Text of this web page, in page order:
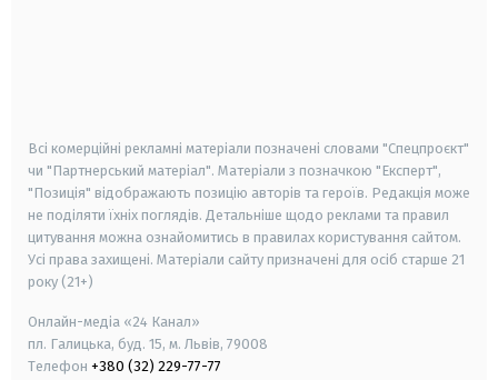
Всі комерційні рекламні матеріали позначені словами "Спецпроєкт"
чи "Партнерський матеріал". Матеріали з позначкою "Експерт",
"Позиція" відображають позицію авторів та героїв. Редакція може
не поділяти їхніх поглядів. Детальніше щодо реклами та правил
цитування можна ознайомитись в правилах користування сайтом.
Усі права захищені. Матеріали сайту призначені для осіб старше 21
року (21+)
Онлайн-медіа «24 Канал»
пл. Галицька, буд. 15, м. Львів, 79008
Телефон +380 (32) 229-77-77